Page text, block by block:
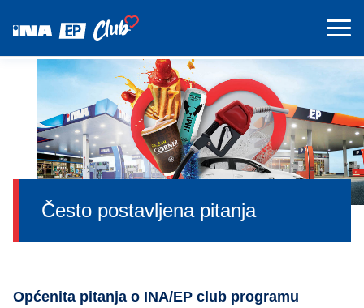
Često postavljena pitanja
Općenita pitanja o INA/EP club programu